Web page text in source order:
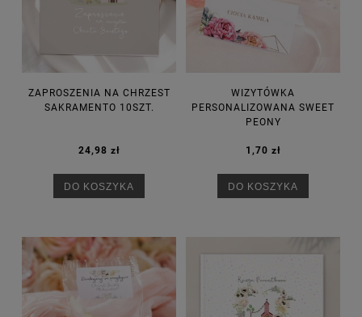
ZAPROSZENIA NA CHRZEST
SAKRAMENTO 10SZT.
24,98 zł
DO KOSZYKA
WIZYTÓWKA
PERSONALIZOWANA SWEET
PEONY
1,70 zł
DO KOSZYKA